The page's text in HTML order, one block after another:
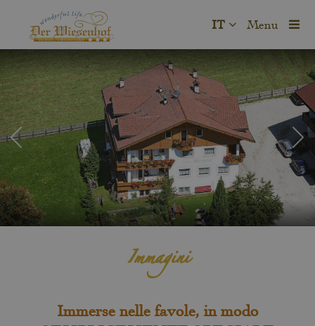
Menu
IT
Immagini
Immerse nelle favole, in modo